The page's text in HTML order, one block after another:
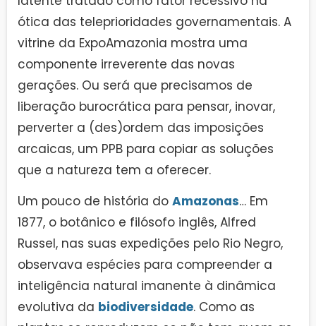
ótica das teleprioridades governamentais. A
vitrine da ExpoAmazonia mostra uma
componente irreverente das novas
gerações. Ou será que precisamos de
liberação burocrática para pensar, inovar,
perverter a (des)ordem das imposições
arcaicas, um PPB para copiar as soluções
que a natureza tem a oferecer.
Um pouco de história do Amazonas… Em
1877, o botânico e filósofo inglês, Alfred
Russel, nas suas expedições pelo Rio Negro,
observava espécies para compreender a
inteligência natural imanente à dinâmica
evolutiva da biodiversidade. Como as